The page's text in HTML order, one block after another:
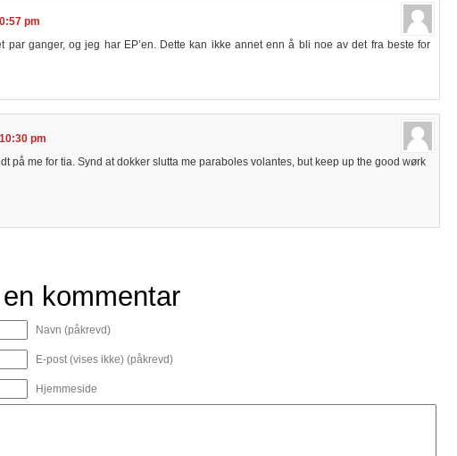
pm
par ganger, og jeg har EP’en. Dette kan ikke annet enn å bli noe av det fra beste for
pm
på me for tia. Synd at dokker slutta me paraboles volantes, but keep up the good wørk
kommentar
Navn (påkrevd)
E-post (vises ikke) (påkrevd)
Hjemmeside